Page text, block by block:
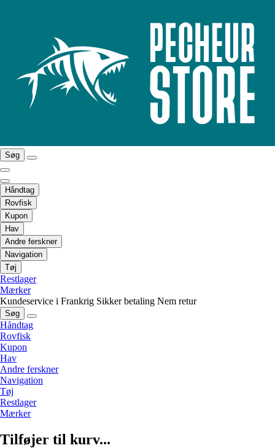
Søg
Håndtag
Rovfisk
Kupon
Hav
Andre ferskner
Navigation
Tøj
Restlager
Mærker
Kundeservice i Frankrig Sikker betaling Nem retur
Søg
Håndtag
Rovfisk
Kupon
Hav
Andre ferskner
Navigation
Tøj
Restlager
Mærker
Tilføjer til kurv...